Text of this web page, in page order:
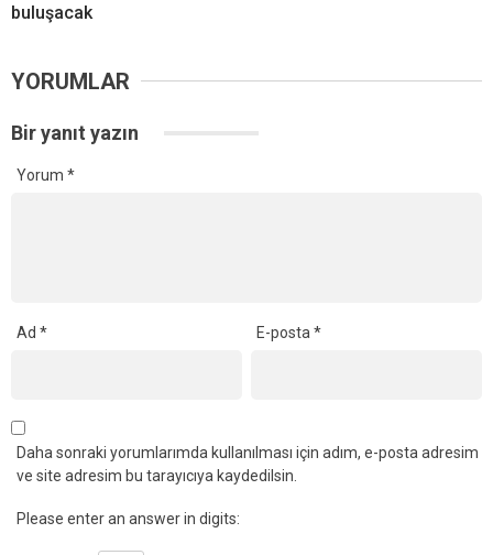
buluşacak
YORUMLAR
Bir yanıt yazın
Yorum *
Ad * E-posta*
Daha sonraki yorumlarımda kullanılması için adım, e-posta adresim
ve site adresim bu tarayıcıya kaydedilsin.
Please enter an answer in digits: